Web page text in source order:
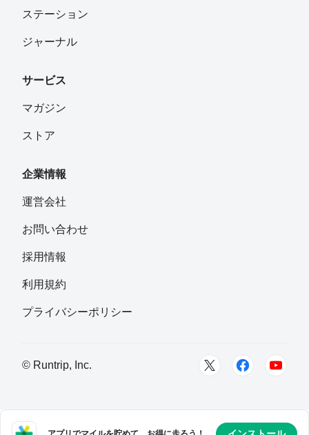
ステーション
ジャーナル
サービス
マガジン
ストア
企業情報
運営会社
お問い合わせ
採用情報
利用規約
プライバシーポリシー
© Runtrip, Inc.